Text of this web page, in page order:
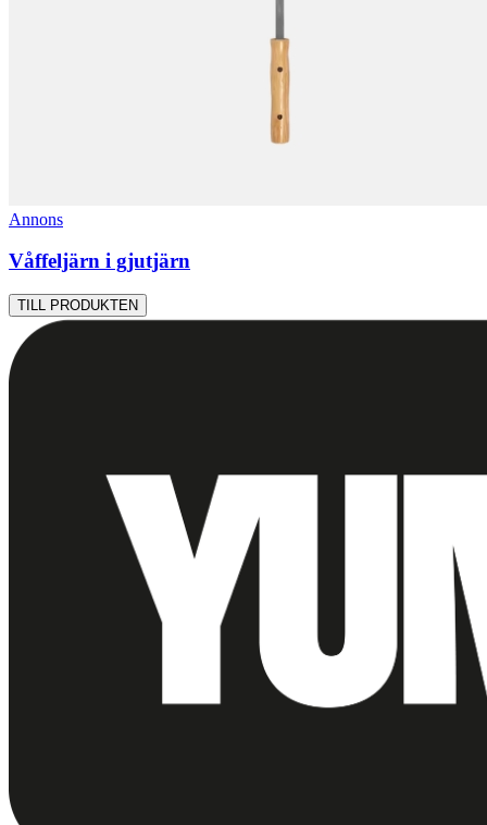
Annons
Våffeljärn i gjutjärn
TILL PRODUKTEN